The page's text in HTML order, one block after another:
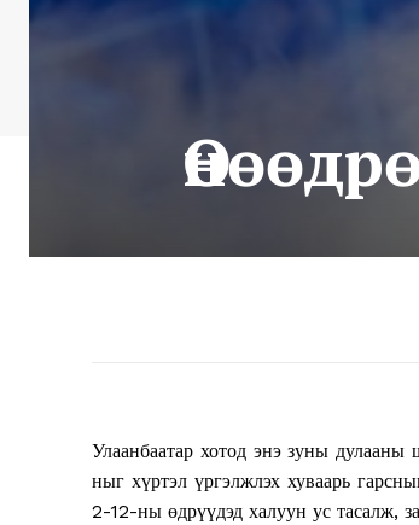
Улаанбаатар хотод энэ зуны
ныг хүртэл үргэлжлэх хуваарь
2-12-ны өдрүүдэд халуун ус тасалж,